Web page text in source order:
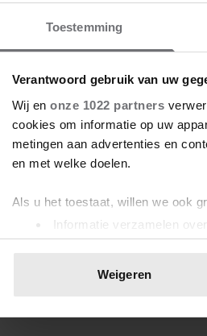
Toestemming
Verantwoord gebruik van uw
Wij en onze 1022 partners
cookies om informatie op uw
metingen aan advertenties en
en met welke doelen.
Als u het toestaat, willen we ook
Informatie verzamelen
Uw apparaat identificeren
toestemming op elk moment
We gebruiken cookies om
Weigeren